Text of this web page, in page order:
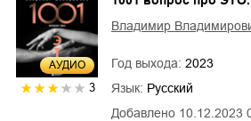
AУДИО
3
Добавлено 10.12.2023
Владимир
Год выхода: 2023
Язык: Русский